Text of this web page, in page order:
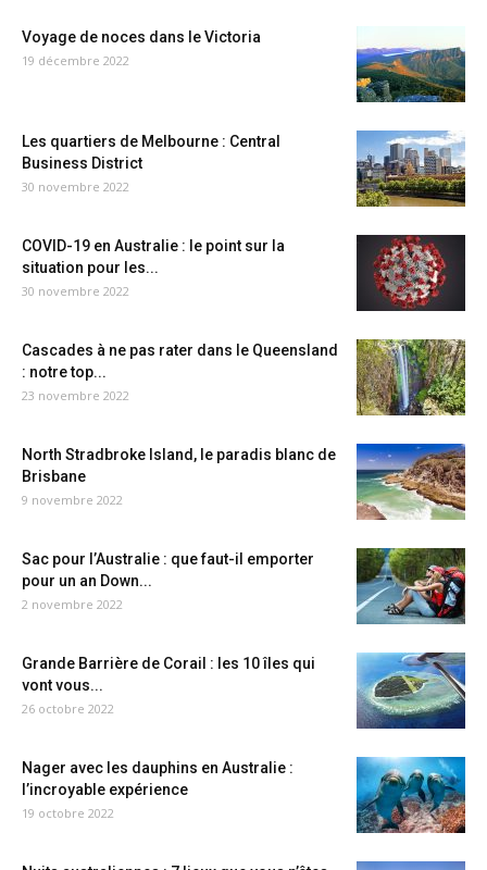
Voyage de noces dans le Victoria
19 décembre 2022
Les quartiers de Melbourne : Central
Business District
30 novembre 2022
COVID-19 en Australie : le point sur la
situation pour les...
30 novembre 2022
Cascades à ne pas rater dans le Queensland
: notre top...
23 novembre 2022
North Stradbroke Island, le paradis blanc de
Brisbane
9 novembre 2022
Sac pour l’Australie : que faut-il emporter
pour un an Down...
2 novembre 2022
Grande Barrière de Corail : les 10 îles qui
vont vous...
26 octobre 2022
Nager avec les dauphins en Australie :
l’incroyable expérience
19 octobre 2022